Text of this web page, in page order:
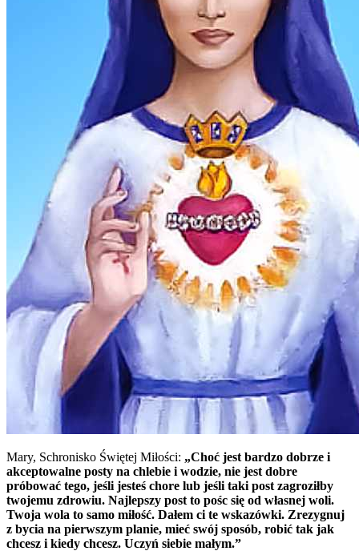
Mary, Schronisko Świętej Miłości: „Choć jest bardzo dobrze i
akceptowalne posty na chlebie i wodzie, nie jest dobre
próbować tego, jeśli jesteś chore lub jeśli taki post zagroziłby
twojemu zdrowiu. Najlepszy post to pośc się od własnej woli.
Twoja wola to samo miłość. Dałem ci te wskazówki. Zrezygnuj
z bycia na pierwszym planie, mieć swój sposób, robić tak jak
chcesz i kiedy chcesz. Uczyń siebie małym.”